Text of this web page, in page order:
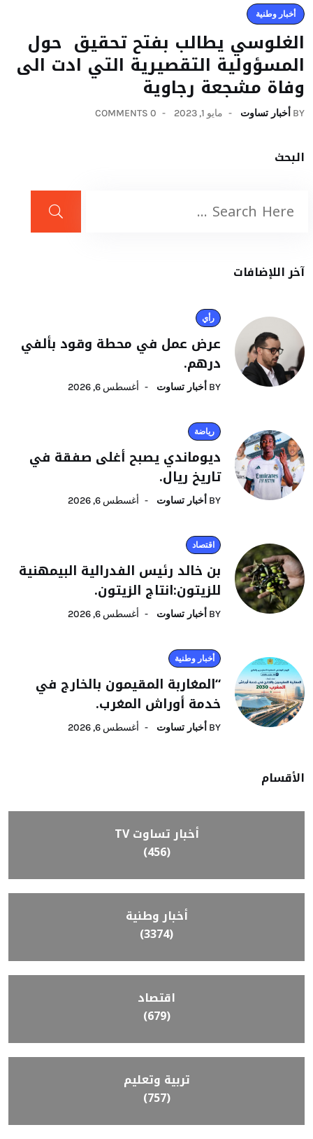
أخبار وطنية
الغلوسي يطالب بفتح تحقيق حول
المسؤولية التقصيرية التي ادت الى
وفاة مشجعة رجاوية
BY أخبار تساوت مايو 1, 2023 0 COMMENTS
البحث
آخر اللإضافات
رأي
عرض عمل في محطة وقود بألفي
درهم.
BY أخبار تساوت أغسطس 6, 2026
رياضة
ديوماندي يصبح أغلى صفقة في
تاريخ ريال.
BY أخبار تساوت أغسطس 6, 2026
اقتصاد
بن خالد رئيس الفدرالية البيمهنية
للزيتون:انتاج الزيتون.
BY أخبار تساوت أغسطس 6, 2026
أخبار وطنية
“المغاربة المقيمون بالخارج في
خدمة أوراش المغرب.
BY أخبار تساوت أغسطس 6, 2026
الأقسام
أخبار تساوت TV
(456)
أخبار وطنية
(3374)
اقتصاد
(679)
تربية وتعليم
(757)